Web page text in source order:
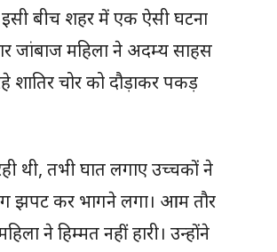
बीच शहर में एक ऐसी घटना
जांबाज महिला ने अदम्य साहस
चोर को दौड़ाकर पकड़
थी, तभी घात लगाए उच्चकाें ने
झपट कर भागने लगा। आम तौर
ने हिम्मत नहीं हारी। उन्होंने